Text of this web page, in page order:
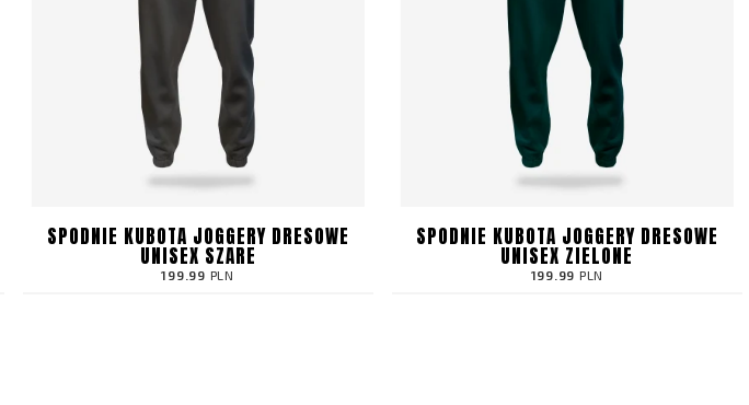
SPODNIE KUBOTA JOGGERY DRESOWE
UNISEX SZARE
199.99 PLN
SPODNIE KUBOTA JOGGERY DRESOWE
UNISEX ZIELONE
199.99 PLN